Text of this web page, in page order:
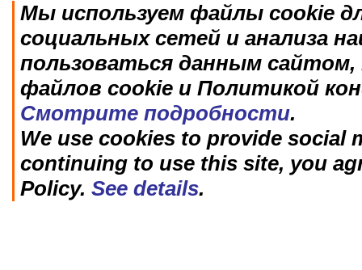
Мы используем файлы cookie
социальных сетей и анализа
пользоваться данным
файлов cookie и Политикой
Смотрите подробности.
We use cookies to provide social
continuing to use this site, you
Policy. See details.